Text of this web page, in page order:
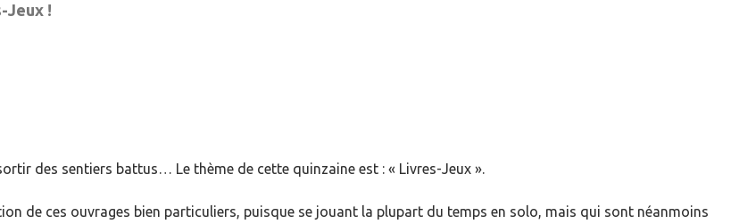
Jeux !
des sentiers battus… Le thème de cette quinzaine est : « Livres-Jeux ».
de ces ouvrages bien particuliers, puisque se jouant la plupart du temps en solo, mais qui sont néanmoins